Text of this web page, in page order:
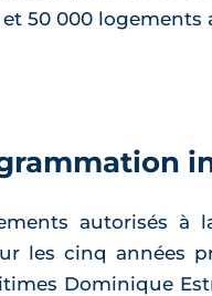
50 000 logements
autorisés à
les cinq années
Dominique